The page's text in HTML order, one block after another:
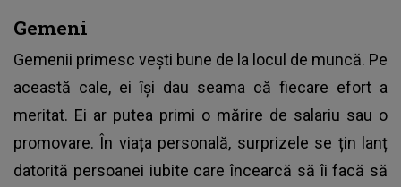
Gemeni
Gemenii primesc vești bune de la locul de muncă. Pe
această cale, ei își dau seama că fiecare efort a
meritat. Ei ar putea primi o mărire de salariu sau o
promovare. În viața personală, surprizele se țin lanț
datorită persoanei iubite care încearcă să îi facă să